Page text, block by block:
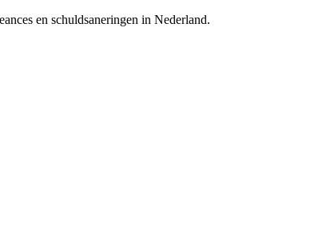
en schuldsaneringen in Nederland.